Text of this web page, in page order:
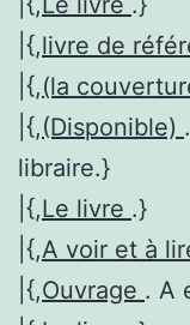
|{,livre de
|{,(la
|{,(Disponible)
libraire.}
|{,Le livre .}
|{,A voir et à
|{,Ouvrage . A